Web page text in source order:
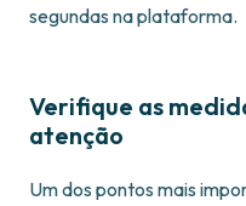
segundas na plataforma.
Verifique as
atenção
Um dos pontos mais